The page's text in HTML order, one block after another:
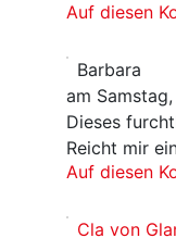
Auf diesen
Barbara
am
Dieses
Reicht mir
Auf diesen
Cla von